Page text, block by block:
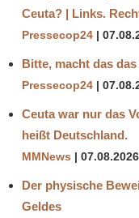
Ceuta? | Links.
Pressecop24
Bitte, macht das
Pressecop24
Ceuta war nur das
heißt Deutschland.
MMNews 07.08.2026
Der physische
Geldes